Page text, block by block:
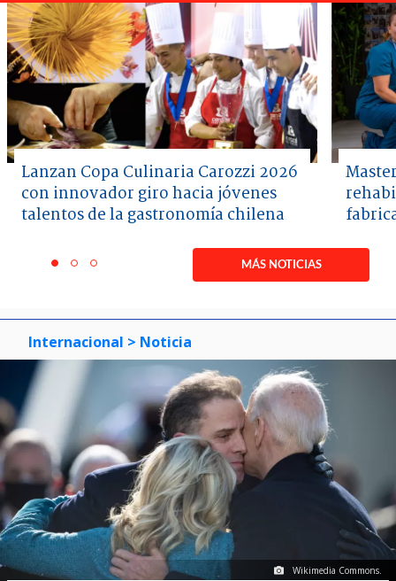
Lanzan Copa Culinaria Carozzi 2026
con innovador giro hacia jóvenes
talentos de la gastronomía chilena
itemitemitem
MÁS NOTICIAS
Internacional > Noticia
Wikimedia Commons.